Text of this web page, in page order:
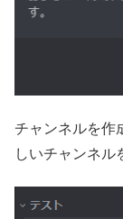
チャンネルを作
しいチャンネル